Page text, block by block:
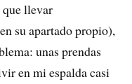
que llevar
su apartado propio),
unas prendas
en mi espalda casi